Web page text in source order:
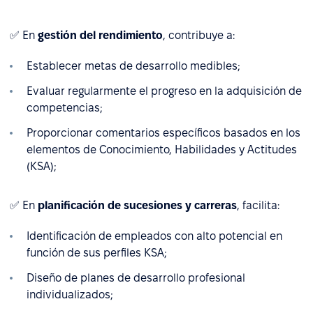
✅ En gestión del rendimiento, contribuye a:
Establecer metas de desarrollo medibles;
Evaluar regularmente el progreso en la adquisición de
competencias;
Proporcionar comentarios específicos basados en los
elementos de Conocimiento, Habilidades y Actitudes
(KSA);
✅ En planificación de sucesiones y carreras, facilita:
Identificación de empleados con alto potencial en
función de sus perfiles KSA;
Diseño de planes de desarrollo profesional
individualizados;